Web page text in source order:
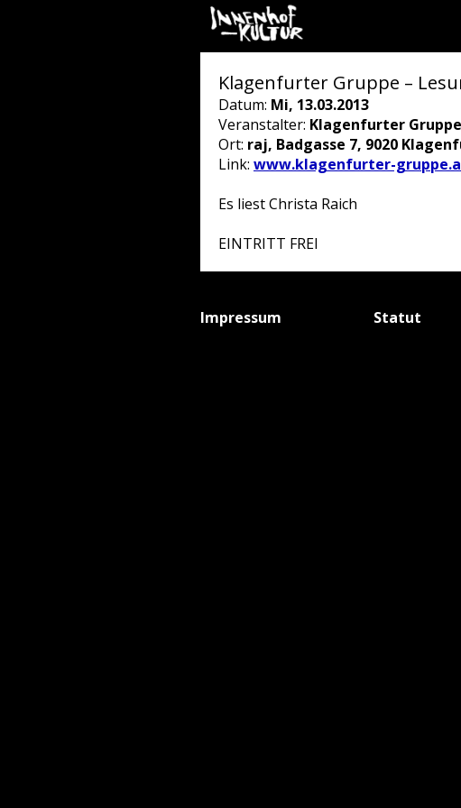
Klagenfurter Gruppe –
Datum: Mi, 13.03.2013
Veranstalter: Klagenfurter Gruppe
Ort: raj, Badgasse 7, 9020
Link: www.klagenfurter-
Es liest Christa Raich
EINTRITT FREI
Impressum Statut